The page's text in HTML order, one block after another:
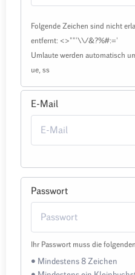
Folgende Zeichen sind nicht
entfernt: <>""'\\/&?%#:='
Umlaute werden automatisch
ue, ss
E-Mail
Passwort
Ihr Passwort muss die
• Mindestens 8 Zeichen